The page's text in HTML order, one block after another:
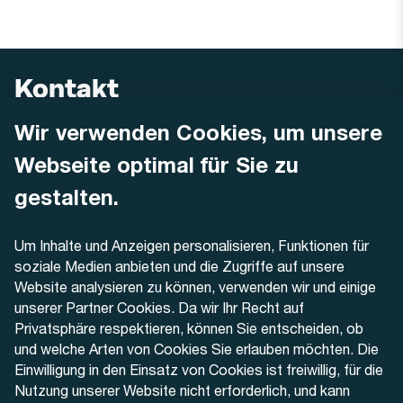
Wir verwenden Cookies, um unsere
Webseite optimal für Sie zu
gestalten.
Um Inhalte und Anzeigen personalisieren, Funktionen für
soziale Medien anbieten und die Zugriffe auf unsere
Website analysieren zu können, verwenden wir und einige
unserer Partner Cookies. Da wir Ihr Recht auf
Privatsphäre respektieren, können Sie entscheiden, ob
und welche Arten von Cookies Sie erlauben möchten. Die
Einwilligung in den Einsatz von Cookies ist freiwillig, für die
Nutzung unserer Website nicht erforderlich, und kann
Kontakt
AREMO
Dornacherstrasse 48
4500 Solothurn
+41 32 622 37 22
Kontaktformular